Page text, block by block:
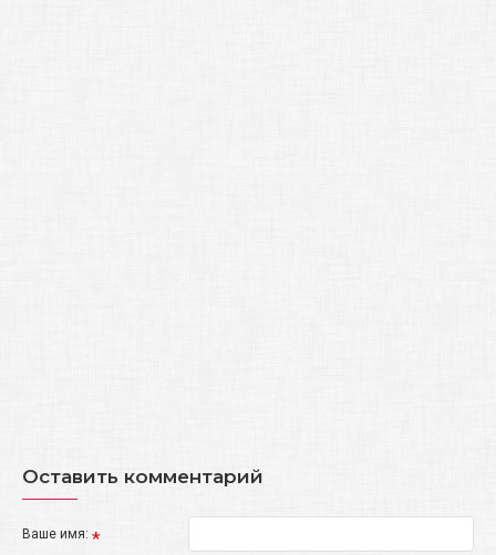
Оставить комментарий
Ваше имя: